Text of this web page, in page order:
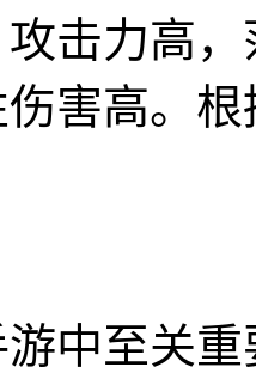
击力高
害高。
中至关